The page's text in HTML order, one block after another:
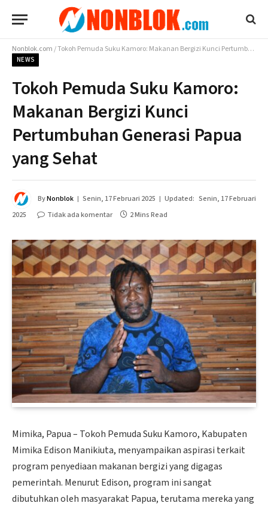
Nonblok.com/Tokoh Pemuda Suku Kamoro: Makanan Bergizi Kunci Pertumbuhan Generasi Papua yang Sehat
NEWS
Tokoh Pemuda Suku Kamoro:
Makanan Bergizi Kunci
Pertumbuhan Generasi Papua
yang Sehat
ByNonblok Senin, 17 Februari 2025 Updated: Senin, 17 Februari
2025
Tidak ada komentar 2 Mins Read
Mimika, Papua – Tokoh Pemuda Suku Kamoro, Kabupaten
Mimika Edison Manikiuta, menyampaikan aspirasi terkait
program penyediaan makanan bergizi yang digagas
pemerintah. Menurut Edison, program ini sangat
dibutuhkan oleh masyarakat Papua, terutama mereka yang